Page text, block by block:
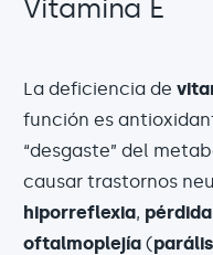
Vitamina E
La deficiencia de
función es
“desgaste” del
causar trastornos
hiporreflexia,
oftalmoplejía (